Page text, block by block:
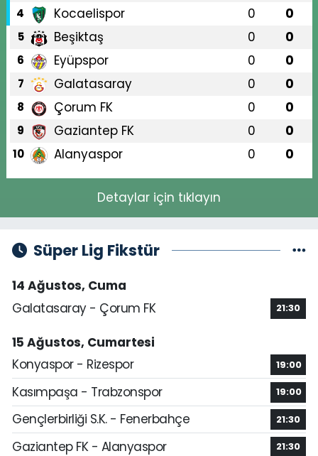
4 Kocaelispor 0 0
5 Beşiktaş 0 0
6 Eyüpspor 0 0
7 Galatasaray 0 0
8 Çorum FK 0 0
9 Gaziantep FK 0 0
10 Alanyaspor 0 0
Detaylar için tıklayın
Süper Lig Fikstür
14 Ağustos, Cuma
Galatasaray - Çorum FK
21:30
15 Ağustos, Cumartesi
Konyaspor - Rizespor
19:00
Kasımpaşa - Trabzonspor 19:00
Gençlerbirliği S.K. - Fenerbahçe 21:30
Gaziantep FK - Alanyaspor 21:30